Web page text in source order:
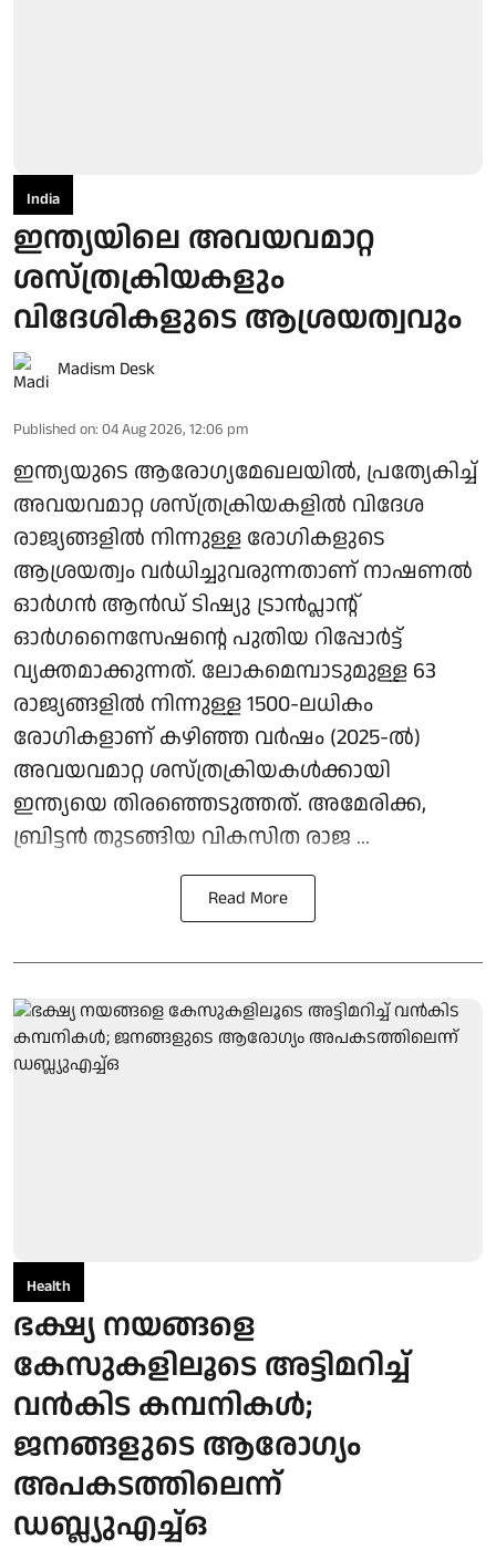
India
ഇന്ത്യയിലെ അവയവമാറ്റ
ശസ്ത്രക്രിയകളും
വിദേശികളുടെ ആശ്രയത്വവും
Madism Desk
Published on: 04 Aug 2026, 12:06 pm
ഇന്ത്യയുടെ ആരോഗ്യമേഖലയിൽ, പ്രത്യേകിച്ച്
അവയവമാറ്റ ശസ്ത്രക്രിയകളിൽ വിദേശ
രാജ്യങ്ങളിൽ നിന്നുള്ള രോഗികളുടെ
ആശ്രയത്വം വർധിച്ചുവരുന്നതാണ് നാഷണൽ
ഓർഗൻ ആൻഡ് ടിഷ്യു ട്രാൻപ്ലാന്റ്
ഓർഗനൈസേഷന്റെ പുതിയ റിപ്പോർട്ട്
വ്യക്തമാക്കുന്നത്. ലോകമെമ്പാടുമുള്ള 63
രാജ്യങ്ങളിൽ നിന്നുള്ള 1500-ലധികം
രോഗികളാണ് കഴിഞ്ഞ വർഷം (2025-ൽ)
അവയവമാറ്റ ശസ്ത്രക്രിയകൾക്കായി
ഇന്ത്യയെ തിരഞ്ഞെടുത്തത്. അമേരിക്ക,
ബ്രിട്ടൻ തുടങ്ങിയ വികസിത രാജ ...
Read More
Health
ഭക്ഷ്യ നയങ്ങളെ
കേസുകളിലൂടെ അട്ടിമറിച്ച്
വൻകിട കമ്പനികൾ;
ജനങ്ങളുടെ ആരോഗ്യം
അപകടത്തിലെന്ന്
ഡബ്ല്യുഎച്ച്ഒ